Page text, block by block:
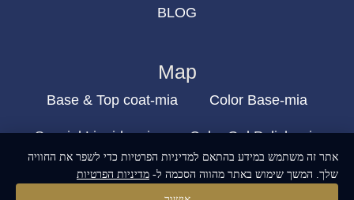
BLOG
Map
Base & Top coat-mia Color Base-mia
Special Liquids-mia Color Gel Polish-mia
Mia Bella Mia Bella
אתר זה משתמש במידע בהתאם למדיניות הפרטיות כדי לשפר את החוויה
שלך. המשך שימוש באתר מהווה הסכמה ל- מדיניות הפרטיות